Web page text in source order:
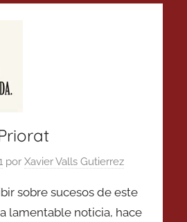
por Xavier Valls Gutierrez
sobre sucesos de este
lamentable noticia, hace